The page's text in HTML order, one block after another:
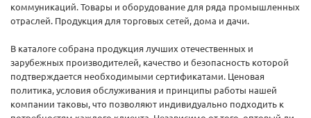
коммуникаций. Товары и оборудование для ряда промышленных
отраслей. Продукция для торговых сетей, дома и дачи.
В каталоге собрана продукция лучших отечественных и
зарубежных производителей, качество и безопасность которой
подтверждается необходимыми сертификатами. Ценовая
политика, условия обслуживания и принципы работы нашей
компании таковы, что позволяют индивидуально подходить к